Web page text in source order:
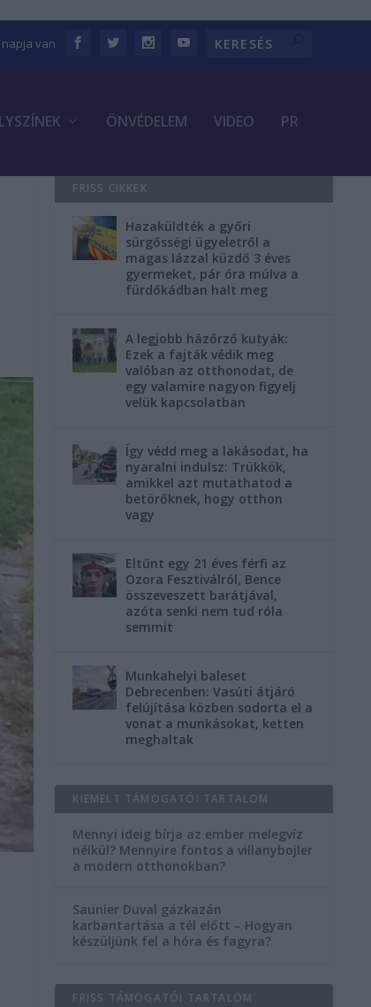
van
ÖNVÉDELEM VIDEO PR
FRISS CIKKEK
Hazaküldték a győri
sürgősségi ügyeletről a
magas lázzal küzdő 3 éves
gyermeket, pár óra múlva a
fürdőkádban halt meg
A legjobb házőrző kutyák:
Ezek a fajták védik meg
valóban az otthonodat, de
egy valamire nagyon figyelj
velük kapcsolatban
Így védd meg a lakásodat, ha
nyaralni indulsz: Trükkök,
amikkel azt mutathatod a
betörőknek, hogy otthon
vagy
Eltűnt egy 21 éves férfi az
Ozora Fesztiválról, Bence
összeveszett barátjával,
azóta senki nem tud róla
semmit
Munkahelyi baleset
Debrecenben: Vasúti átjáró
felújítása közben sodorta el a
vonat a munkásokat, ketten
meghaltak
KIEMELT TÁMOGATÓI TARTALOM
Mennyi ideig bírja az ember melegvíz
nélkül? Mennyire fontos a villanybojler
a modern otthonokban?
Saunier Duval gázkazán
karbantartása a tél előtt – Hogyan
készüljünk fel a hóra és fagyra?
FRISS TÁMOGATÓI TARTALOM